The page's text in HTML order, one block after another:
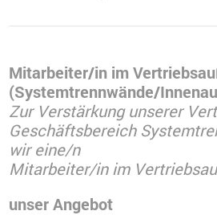
Mitarbeiter/in im
(Systemtrennwände/
Zur Verstärkung unserer
Geschäftsbereich
wir eine/n
Mitarbeiter/in im
unser Angebot